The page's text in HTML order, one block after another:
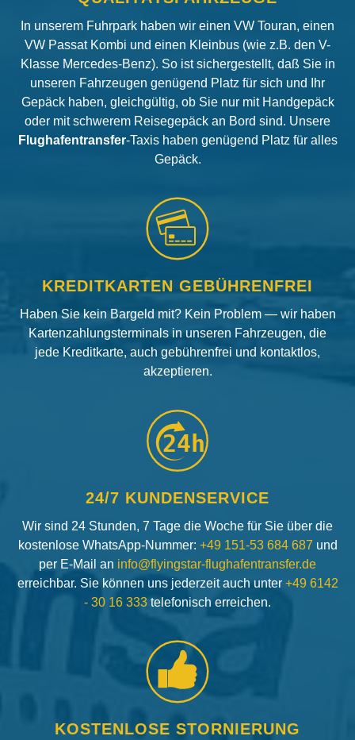
In unserem Fuhrpark haben wir einen VW Touran, einen
VW Passat Kombi und einen Kleinbus (wie z.B. den V-
Klasse Mercedes-Benz). So ist sichergestellt, daß Sie in
unseren Fahrzeugen genügend Platz für sich und Ihr
Gepäck haben, gleichgültig, ob Sie nur mit Handgepäck
oder mit schwerem Reisegepäck an Bord sind. Unsere
Flughafentransfer-Taxis haben genügend Platz für alles
Gepäck.
KREDITKARTEN GEBÜHRENFREI
Haben Sie kein Bargeld mit? Kein Problem — wir haben
Kartenzahlungsterminals in unseren Fahrzeugen, die
jede Kreditkarte, auch gebührenfrei und kontaktlos,
akzeptieren.
24h
24/7 KUNDENSERVICE
Wir sind 24 Stunden, 7 Tage die Woche für Sie über die
kostenlose WhatsApp-Nummer: +49 151-53 684 687 und
per E-Mail an info@flyingstar-flughafentransfer.de
erreichbar. Sie können uns jederzeit auch unter +49 6142
- 30 16 333 telefonisch erreichen.
KOSTENLOSE STORNIERUNG